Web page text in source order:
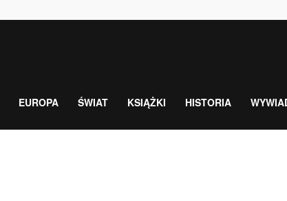
EUROPA ŚWIAT KSIĄŻKI HISTORIA